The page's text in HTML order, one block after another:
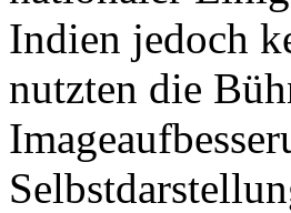
Indien jedoch
nutzten die